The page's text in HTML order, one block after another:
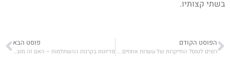
בשתי קצותיו.
הפוסט הקודם
רוצים לטוס? התייקרות של עשרות אחוזים במחירי ביטוח הנסיעות
פוסט הבא
פדיונות בקרנות ההשתלמות – האם זה מוצדק?